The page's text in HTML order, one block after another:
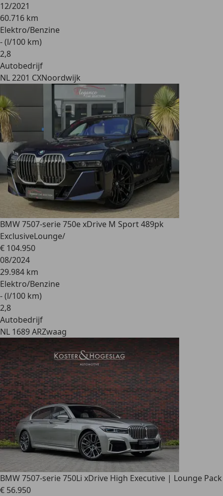
12/2021
60.716 km
Elektro/Benzine
- (l/100 km)
2,8
Autobedrijf
NL 2201 CXNoordwijk
BMW 7507-serie 750e xDrive M Sport 489pk
ExclusiveLounge/
€ 104.950
08/2024
29.984 km
Elektro/Benzine
- (l/100 km)
2,8
Autobedrijf
NL 1689 ARZwaag
BMW 7507-serie 750Li xDrive High Executive | Lounge Pack
€ 56.950